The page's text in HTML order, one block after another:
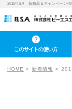
2015年6月 新商品＆キャンペーン情
このサイトの使い方
HOME 新着情報